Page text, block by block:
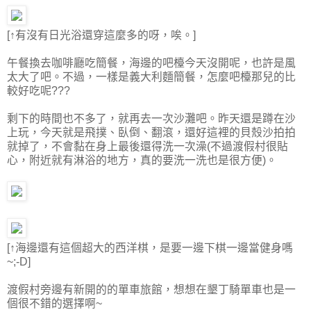
[↑有沒有日光浴還穿這麼多的呀，唉。]
午餐換去咖啡廳吃簡餐，海邊的吧檯今天沒開呢，也許是風
太大了吧。不過，一樣是義大利麵簡餐，怎麼吧檯那兒的比
較好吃呢???
剩下的時間也不多了，就再去一次沙灘吧。昨天還是蹲在沙
上玩，今天就是飛撲、臥倒、翻滾，還好這裡的貝殼沙拍拍
就掉了，不會黏在身上最後還得洗一次澡(不過渡假村很貼
心，附近就有淋浴的地方，真的要洗一洗也是很方便)。
[↑海邊還有這個超大的西洋棋，是要一邊下棋一邊當健身嗎
~;-D]
渡假村旁邊有新開的的單車旅館，想想在墾丁騎單車也是一
個很不錯的選擇啊~